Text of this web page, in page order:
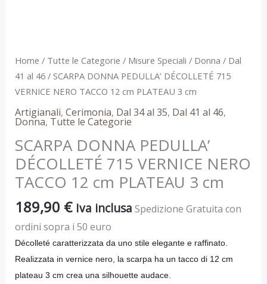
Home / Tutte le Categorie / Misure Speciali / Donna / Dal
41 al 46/ SCARPA DONNA PEDULLA’ DÉCOLLETÉ 715
VERNICE NERO TACCO 12 cm PLATEAU 3 cm
Artigianali, Cerimonia, Dal 34 al 35, Dal 41 al 46,
Donna, Tutte le Categorie
SCARPA DONNA PEDULLA’
DÉCOLLETÉ 715 VERNICE NERO
TACCO 12 cm PLATEAU 3 cm
189,90 € Iva inclusa Spedizione Gratuita con
ordini sopra i 50 euro
Décolleté caratterizzata da uno stile elegante e raffinato.
Realizzata in vernice nero, la scarpa ha un tacco di 12 cm
plateau 3 cm crea una silhouette audace.
cm
quantità